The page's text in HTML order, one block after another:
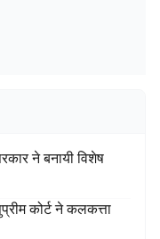
ने बनायी विशेष
कोर्ट ने कलकत्ता